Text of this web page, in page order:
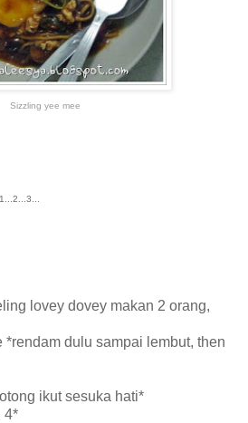
Sizzling yee mee
lovey dovey makan 2 orang,
dulu sampai lembut, then
ikut sesuka hati*
4*